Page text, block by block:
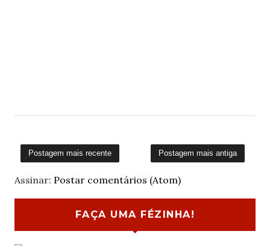
Postagem mais recente Postagem mais antiga
Assinar: Postar comentários (Atom)
FAÇA UMA FÉZINHA!